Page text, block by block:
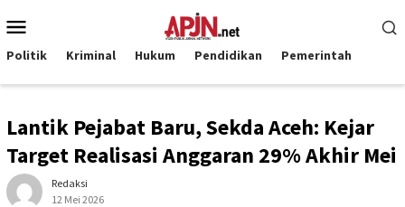
ke
kontenMobile
Politik Kriminal Hukum Pendidikan Pemerintah
Lantik Pejabat Baru, Sekda Aceh: Kejar
Target Realisasi Anggaran 29% Akhir Mei
Redaksi
12 Mei 2026